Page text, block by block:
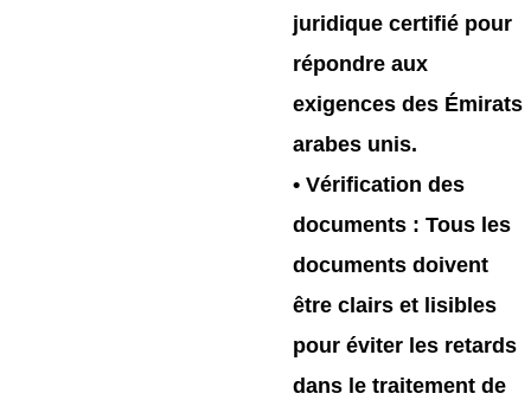
juridique certifié pour
répondre aux
exigences des Émirats
arabes unis.
• Vérification des
documents: Tous les
documents doivent
être clairs et lisibles
pour éviter les retards
dans le traitement de